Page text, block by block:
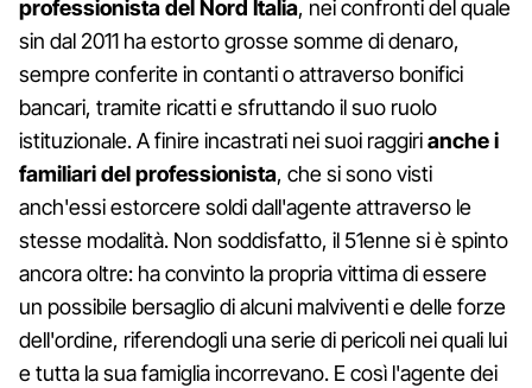
professionista del Nord Italia, nei confronti del quale
sin dal 2011 ha estorto grosse somme di denaro,
sempre conferite in contanti o attraverso bonifici
bancari, tramite ricatti e sfruttando il suo ruolo
istituzionale. A finire incastrati nei suoi raggirianche i
familiari del professionista, che si sono visti
anch'essi estorcere soldi dall'agente attraverso le
stesse modalità. Non soddisfatto, il 51enne si è spinto
ancora oltre: ha convinto la propria vittima di essere
un possibile bersaglio di alcuni malviventi e delle forze
dell'ordine, riferendogli una serie di pericoli nei quali lui
e tutta la sua famiglia incorrevano. E così l'agente dei